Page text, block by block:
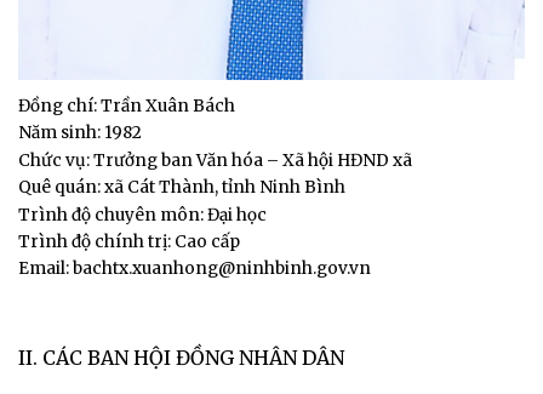
Đồng chí: Trần Xuân Bách
Năm sinh: 1982
Chức vụ: Trưởng ban Văn hóa – Xã hội HĐND xã
Quê quán: xã Cát Thành, tỉnh Ninh Bình
Trình độ chuyên môn: Đại học
Trình độ chính trị: Cao cấp
Email: bachtx.xuanhong@ninhbinh.gov.vn
II. CÁC BAN HỘI ĐỒNG NHÂN DÂN